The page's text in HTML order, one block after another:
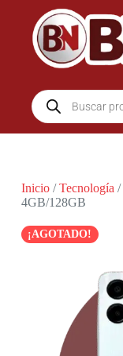
Inicio/Tecnología /
4GB/128GB
¡AGOTADO!